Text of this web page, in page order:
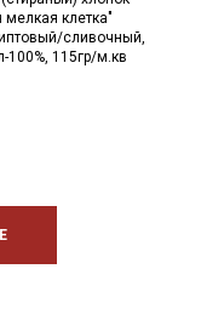
клетка"
сливочный,
100%, 115гр/м.кв